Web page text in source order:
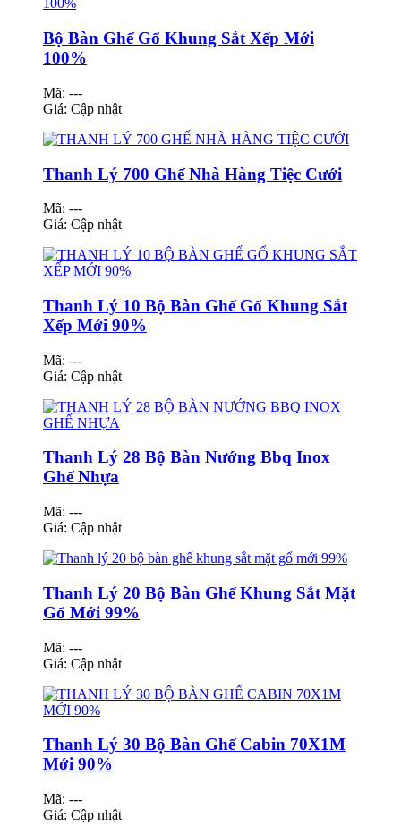
Bộ Bàn Ghế Gổ Khung Sắt Xếp Mới
100%
Mã: ---
Giá: Cập nhật
Thanh Lý 700 Ghế Nhà Hàng Tiệc Cưới
Mã: ---
Giá: Cập nhật
Thanh Lý 10 Bộ Bàn Ghế Gổ Khung Sắt
Xếp Mới 90%
Mã: ---
Giá: Cập nhật
Thanh Lý 28 Bộ Bàn Nướng Bbq Inox
Ghế Nhựa
Mã: ---
Giá: Cập nhật
Thanh Lý 20 Bộ Bàn Ghế Khung Sắt Mặt
Gổ Mới 99%
Mã: ---
Giá: Cập nhật
Thanh Lý 30 Bộ Bàn Ghế Cabin 70X1M
Mới 90%
Mã: ---
Giá: Cập nhật